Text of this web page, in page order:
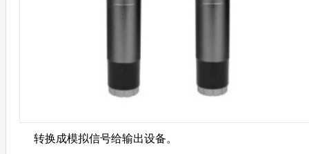
转换成模拟信号给输出设备。